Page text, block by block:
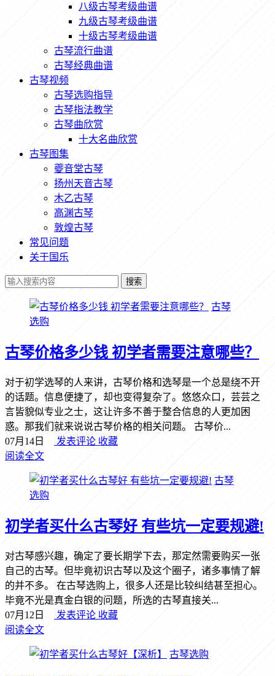
八级古琴考级曲谱
九级古琴考级曲谱
十级古琴考级曲谱
古琴流行曲谱
古琴经典曲谱
古琴视频
古琴选购指导
古琴指法教学
古琴曲欣赏
十大名曲欣赏
古琴图集
夔音堂古琴
扬州天音古琴
木乙古琴
高渊古琴
敦煌古琴
常见问题
关于国乐
搜索
古琴
选购
古琴价格多少钱 初学者需要注意哪些？
对于初学选琴的人来讲，古琴价格和选琴是一个总是绕不开
的话题。信息便捷了，却也变得复杂了。悠悠众口，芸芸之
言皆貌似专业之士，这让许多不善于整合信息的人更加困
惑。那我们就来说说古琴价格的相关问题。 古琴价...
07月14日
发表评论 收藏
阅读全文
古琴
选购
初学者买什么古琴好 有些坑一定要规避!
对古琴感兴趣，确定了要长期学下去，那定然需要购买一张
自己的古琴。但毕竟初识古琴以及这个圈子，诸多事情了解
的并不多。 在古琴选购上，很多人还是比较纠结甚至担心。
毕竟不光是真金白银的问题，所选的古琴直接关...
07月12日
发表评论 收藏
阅读全文
古琴选购